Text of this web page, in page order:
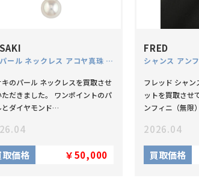
1P パール ネックレス アコヤ真珠 8.5mm ダイヤモンド 0.09ct Pt850
キのパール ネックレスを買取させ
だきました。 ワンポイントのパ
とダイヤモンド…
取価格 ￥50,000
FRED
フレッド シャン
ットを買取させ
ンフィニ（無限
2026.04
買取価格